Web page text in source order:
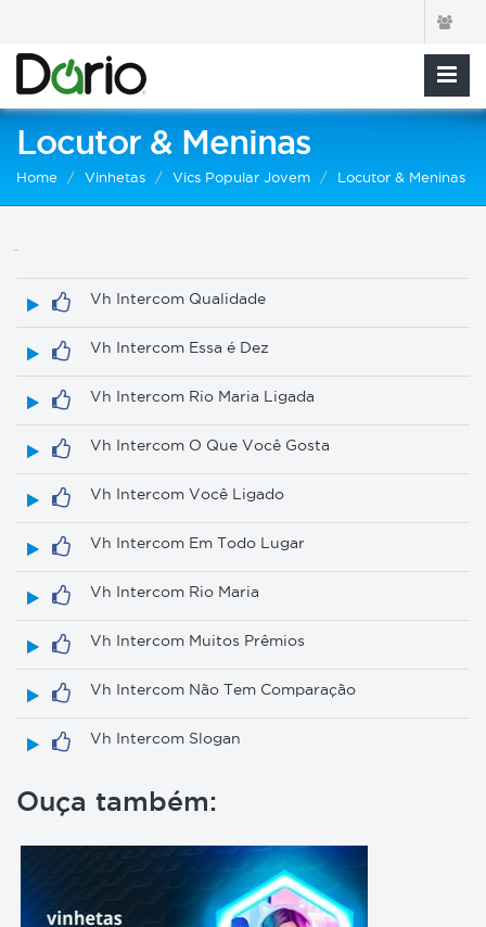
Locutor & Meninas
Home Vinhetas Vics Popular Jovem Locutor & Meninas
Vh Intercom Qualidade
Vh Intercom Essa é Dez
Vh Intercom Rio Maria Ligada
Vh Intercom O Que Você Gosta
Vh Intercom Você Ligado
Vh Intercom Em Todo Lugar
Vh Intercom Rio Maria
Vh Intercom Muitos Prêmios
Vh Intercom Não Tem Comparação
Vh Intercom Slogan
Ouça também: